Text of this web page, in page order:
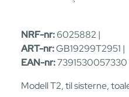
NRF-nr:6025882 |
ART-nr:GB19299T2951 |
EAN-nr:7391530057330
Modell T2, til sisterne,